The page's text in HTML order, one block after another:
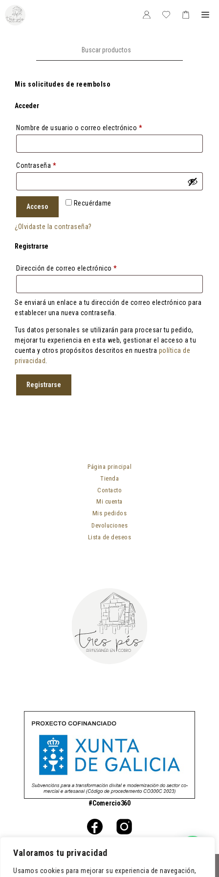
Valoramos tu privacidad
Usamos cookies para mejorar su experiencia de navegación,
Saltar
contenido
Mis solicitudes de reembolso
Acceder
Nombre de usuario o correo electrónico *Obligatorio
Contraseña *Obligatorio
Recuérdame
Acceso
¿Olvidaste la contraseña?
Registrarse
Dirección de correo electrónico *Obligatorio
Se enviará un enlace a tu dirección de correo electrónico para
establecer una nueva contraseña.
Tus datos personales se utilizarán para procesar tu pedido,
mejorar tu experiencia en esta web, gestionar el acceso a tu
cuenta y otros propósitos descritos en nuestra política de
privacidad
Registrarse
Página principal
Tienda
Contacto
Mi cuenta
Mis pedidos
Devoluciones
Lista de deseos
#Comercio360